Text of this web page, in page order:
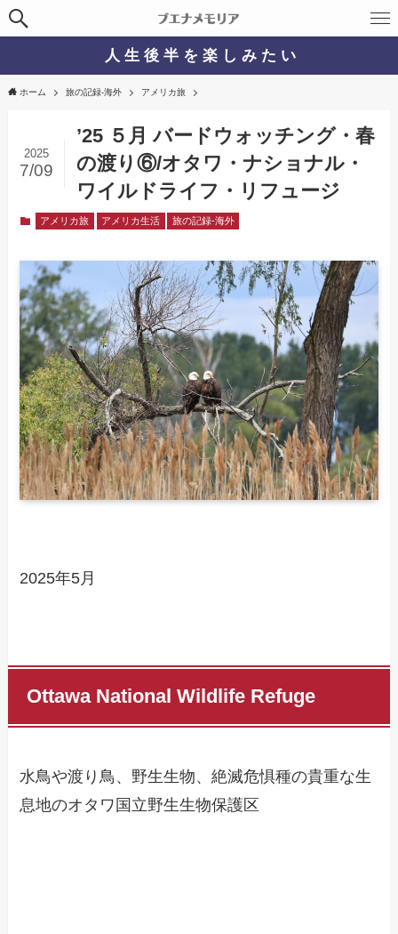
人 生 後 半 を 楽 し み た い
ホーム 旅の記録-海外 アメリカ旅
’25 ５月 バードウォッチング・春
の渡り⑥/オタワ・ナショナル・
ワイルドライフ・リフュージ
2025
7/09
アメリカ旅 アメリカ生活 旅の記録-海外
2025年5月
Ottawa National Wildlife Refuge
水鳥や渡り鳥、野生生物、絶滅危惧種の貴重な生
息地のオタワ国立野生生物保護区